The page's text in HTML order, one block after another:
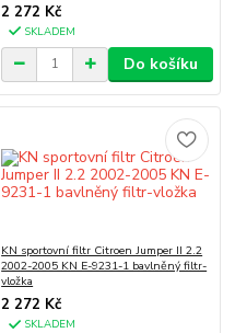
2 272 Kč
SKLADEM
Do košíku
KN sportovní filtr Citroen Jumper II 2.2
2002-2005 KN E-9231-1 bavlněný filtr-
vložka
2 272 Kč
SKLADEM